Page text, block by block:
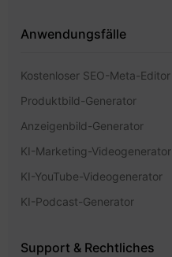
Anwendungsfälle
Kostenloser SEO-Meta-Editor
Produktbild-Generator
Anzeigenbild-Generator
KI-Marketing-Videogenerator
KI-YouTube-Videogenerator
KI-Podcast-Generator
Support & Rechtliches